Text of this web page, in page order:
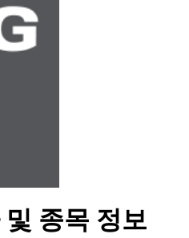
및 종목 정보